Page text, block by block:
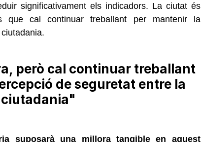
significativament els indicadors. La ciutat és
que cal continuar treballant per mantenir la
però cal continuar treballant
de seguretat entre la
ciutadania"
suposarà una millora tangible en aquest